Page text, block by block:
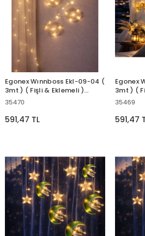
Egonex Wınnboss Ekl-09-04 (
3mt ) ( Fişli & Eklemeli )
Ramazan Dekor Lamba &
Yuvarlak Cami & Yıldız )*50
35470
591,47 TL
Egonex
3mt ) (
)*50
35469
591,47